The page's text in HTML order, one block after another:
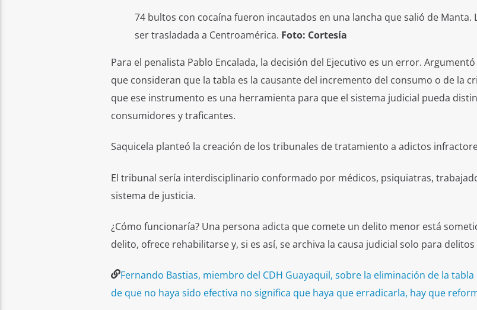
74 bultos con cocaína fueron incautados en una lancha que salió de Manta.
ser trasladada a Centroamérica. Foto: Cortesía
Para el penalista Pablo Encalada, la decisión del Ejecutivo es un error.
que consideran que la tabla es la causante del incremento del consumo o de la
que ese instrumento es una herramienta para que el sistema judicial pueda
consumidores y traficantes.
Saquicela planteó la creación de los tribunales de tratamiento a adictos
El tribunal sería interdisciplinario conformado por médicos, psiquiatras,
sistema de justicia.
¿Cómo funcionaría? Una persona adicta que comete un delito menor está
delito, ofrece rehabilitarse y, si es así, se archiva la causa judicial solo para
Fernando Bastias, miembro del CDH Guayaquil, sobre la eliminación de la tabla
de que no haya sido efectiva no significa que haya que erradicarla, hay que